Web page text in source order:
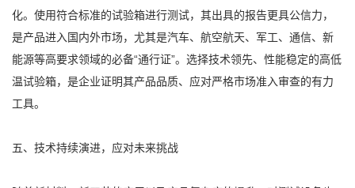
化。使用符合标准的试验箱进行测试，其出具的报告更具公信力，
是产品进入国内外市场，尤其是汽车、航空航天、军工、通信、新
能源等高要求领域的必备“通行证”。选择技术领先、性能稳定的高低
温试验箱，是企业证明其产品品质、应对严格市场准入审查的有力
工具。
五、技术持续演进，应对未来挑战